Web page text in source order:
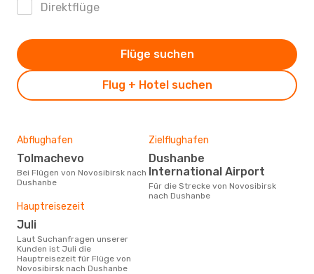
Direktflüge
Flug + Hotel suchen
Flüge suchen
Abflughafen
Tolmachevo
Bei Flügen von Novosibirsk nach
Dushanbe
Zielflughafen
Dushanbe
International Airport
Für die Strecke von Novosibirsk
nach Dushanbe
Hauptreisezeit
Juli
Laut Suchanfragen unserer
Kunden ist Juli die
Hauptreisezeit für Flüge von
Novosibirsk nach Dushanbe